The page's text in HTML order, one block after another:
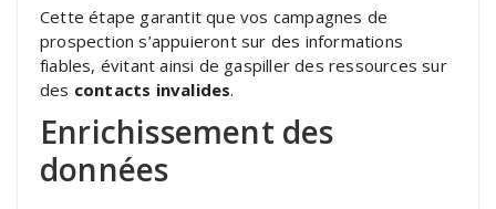
Cette étape garantit que vos campagnes de
prospection s’appuieront sur des informations
fiables, évitant ainsi de gaspiller des ressources sur
des contacts invalides.
Enrichissement des
données